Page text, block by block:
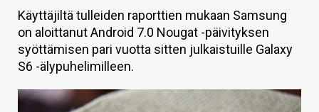
TIETOA
HINTA.FI
KAUPPA
VAIHDA TEEMA
Käyttäjiltä tulleiden raporttien mukaan Samsung
on aloittanut Android 7.0 Nougat -päivityksen
syöttämisen pari vuotta sitten julkaistuille Galaxy
S6 -älypuhelimilleen.